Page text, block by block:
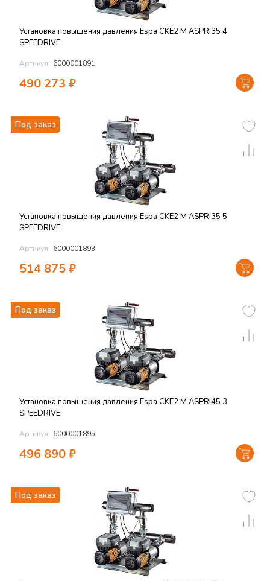
Установка повышения давления Espa CKE2 M ASPRI35 4
SPEEDRIVE
Артикул: 6000001891
490 273 ₽
Под заказ
Установка повышения давления Espa CKE2 M ASPRI35 5
SPEEDRIVE
Артикул: 6000001893
514 875₽
Под заказ
Установка повышения давления Espa CKE2 M ASPRI45 3
SPEEDRIVE
Артикул: 6000001895
496 890₽
Под заказ